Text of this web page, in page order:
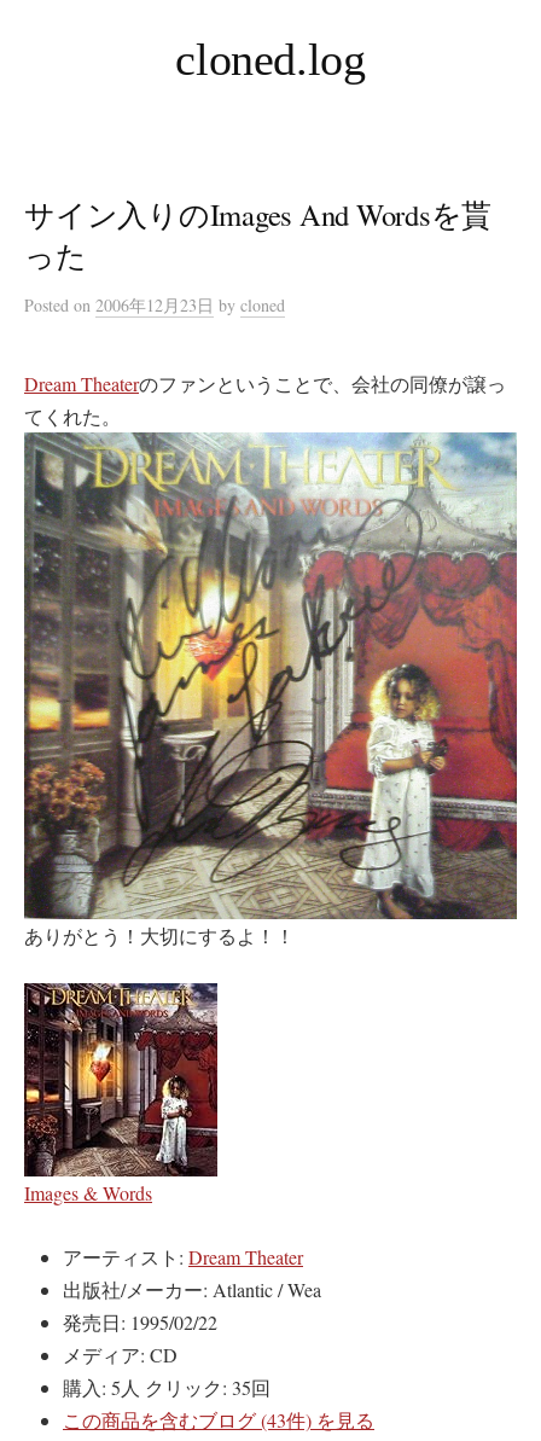
ス
ッ
プ
cloned.log
サイン入りのImages And Wordsを貰
った
Posted on 2006年12月23日 by cloned
Dream Theaterのファンということで、会社の同僚が譲っ
てくれた。
ありがとう！大切にするよ！！
Images & Words
アーティスト: Dream Theater
出版社/メーカー: Atlantic / Wea
発売日: 1995/02/22
メディア: CD
購入: 5人 クリック: 35回
この商品を含むブログ (43件) を見る